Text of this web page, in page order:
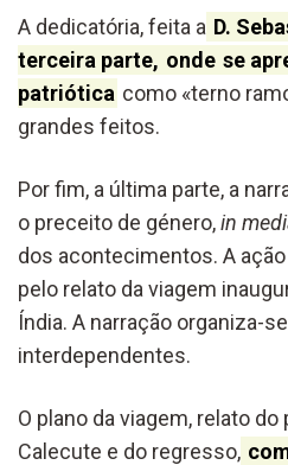
A dedicatória, feita a D.
terceira parte, onde se
patriótica como «terno
grandes feitos.
Por fim, a última parte, a
o preceito de género,in
dos acontecimentos. A
pelo relato da viagem
Índia. A narração organiza-
interdependentes.
O plano da viagem, relato
Calecute e do regresso,